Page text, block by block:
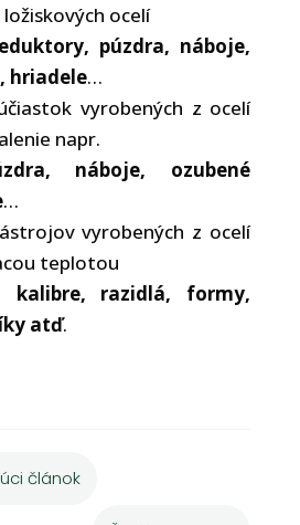
ocelí
púzdra, náboje,
hriadele…
vyrobených z ocelí
napr.
náboje, ozubené
…
vyrobených z ocelí
teplotou
kalibre, razidlá, formy,
atď.
článok